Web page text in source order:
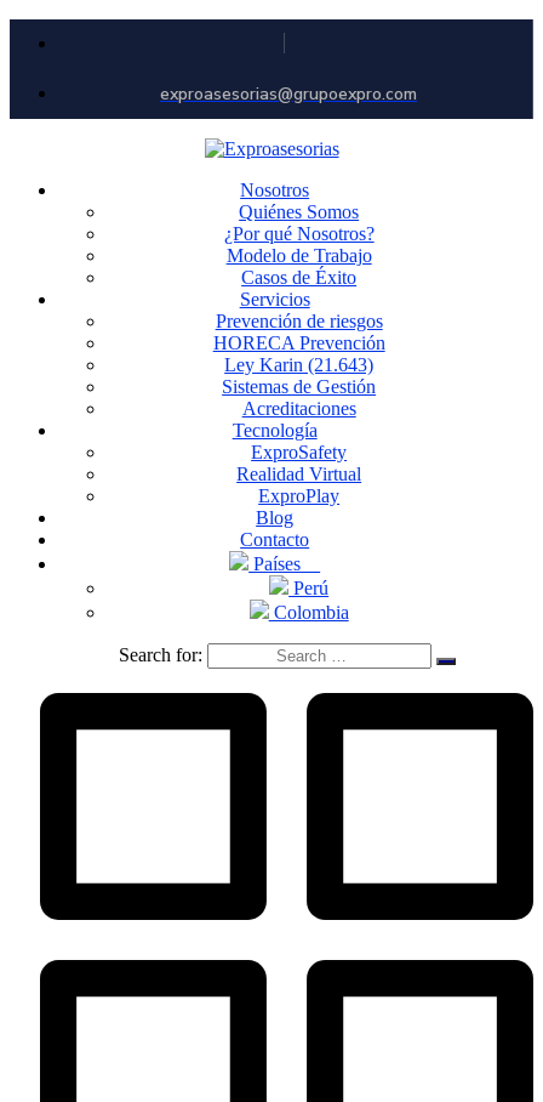
exproasesorias@grupoexpro.com
Nosotros
Quiénes Somos
¿Por qué Nosotros?
Modelo de Trabajo
Casos de Éxito
Servicios
Prevención de riesgos
HORECA Prevención
Ley Karin (21.643)
Sistemas de Gestión
Acreditaciones
Tecnología
ExproSafety
Realidad Virtual
ExproPlay
Blog
Contacto
Países
Perú
Colombia
Search for: